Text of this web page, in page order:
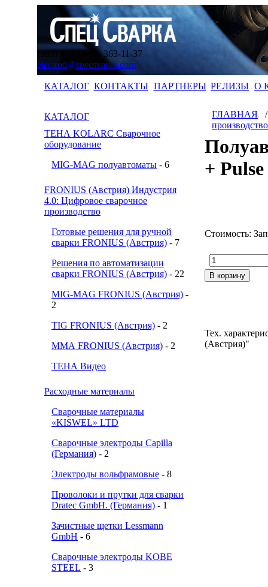
(383) 363-11-35, 363-11-37
electrod@specsvarka.com
КАТАЛОГ КОНТАКТЫ ПАРТНЕРЫ РЕЛИЗЫ О
КАТАЛОГ
ТЕНА KOLARC Сварочное
оборудование
MIG-MAG полуавтоматы - 6
FRONIUS (Австрия) Индустрия
4.0: Цифровое сварочное
производство
Готовые решения для ручной
сварки FRONIUS (Австрия) - 7
Решения по автоматизации
сварки FRONIUS (Австрия) - 22
MIG-MAG FRONIUS (Австрия) -
2
TIG FRONIUS (Австрия) - 2
ММА FRONIUS (Австрия) - 2
ТЕНА Видео
Расходные материалы
Сварочные материалы
«KISWEL» LTD
Сварочные электроды Capilla
(Германия) - 2
Электроды вольфрамовые - 8
Проволоки и прутки для сварки
Dratec GmbH. (Германия) - 1
Зачистные щетки Lessmann
GmbH - 6
Сварочные электроды KOBE
STEEL - 3
ГЛАВНАЯ
производство
+
Стоимость:
Тех.
(Австрия)"